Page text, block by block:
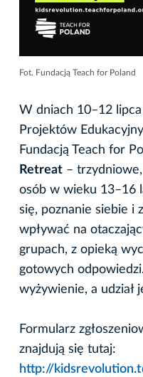
Fot. Fundacją Teach for Poland
W dniach 10–12
Projektów
Fundacją Teach for
Retreat –
osób w wieku 13–16
się, poznanie siebie i
wpływać na
grupach, z opieką
gotowych
wyżywienie, a udział
Formularz
znajdują się tutaj:
http://